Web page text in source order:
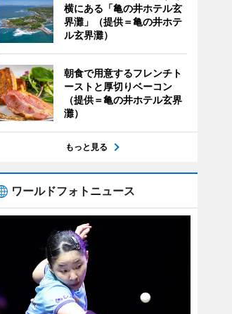
横にある「亀の井ホテル玄
界灘」（提供＝亀の井ホテ
ル玄界灘）
朝食で用意するフレンチト
ーストと厚切りベーコン
（提供＝亀の井ホテル玄界
灘）
もっと見る
ワールドフォトニュース